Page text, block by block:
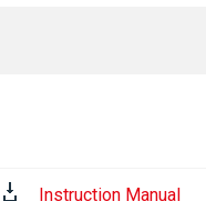
Instruction Manual